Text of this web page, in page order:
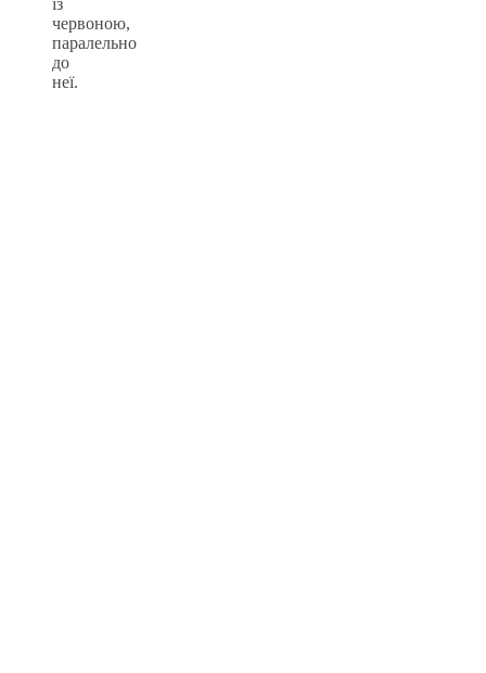
червоною,
паралельно
до
неї.